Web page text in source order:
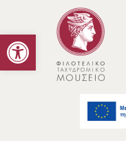
Ανοίξτε τη γραμμή εργαλείων